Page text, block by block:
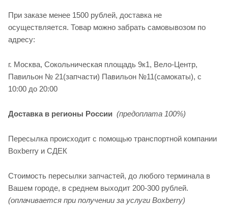
При заказе менее 1500 рублей, доставка не
осуществляется. Товар можно забрать самовывозом по
адресу:
г. Москва, Сокольническая площадь 9к1, Вело-Центр,
Павильон № 21(запчасти) Павильон №11(cамокаты), с
10:00 до 20:00
Доставка в регионы России (предоплата 100%)
Пересылка происходит с помощью транспортной компании
Boxberry и СДЕК
Стоимость пересылки запчастей, до любого терминала в
Вашем городе, в среднем выходит 200-300 рублей.
(оплачивается при получении за услуги Boxberry)